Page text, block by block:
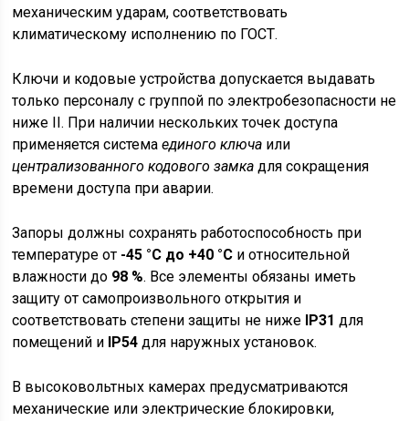
механическим ударам, соответствовать
климатическому исполнению по ГОСТ.
Ключи и кодовые устройства допускается выдавать
только персоналу с группой по электробезопасности не
ниже II. При наличии нескольких точек доступа
применяется системаединого ключа или
централизованного кодового замка для сокращения
времени доступа при аварии.
Запоры должны сохранять работоспособность при
температуре от -45 °C до +40 °C и относительной
влажности до 98 %. Все элементы обязаны иметь
защиту от самопроизвольного открытия и
соответствовать степени защиты не ниже IP31 для
помещений и IP54 для наружных установок.
В высоковольтных камерах предусматриваются
механические или электрические блокировки,